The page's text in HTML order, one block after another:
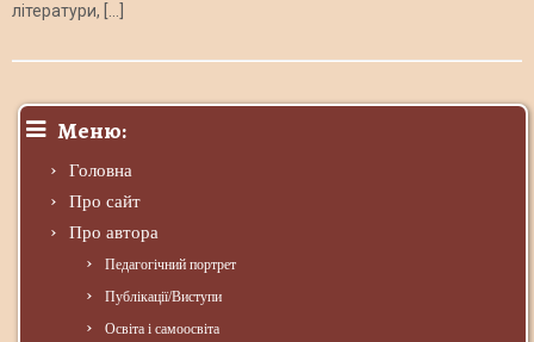
літератури, […]
Меню:
Головна
Про сайт
Про автора
Педагогічний портрет
Публікації/Виступи
Освіта і самоосвіта